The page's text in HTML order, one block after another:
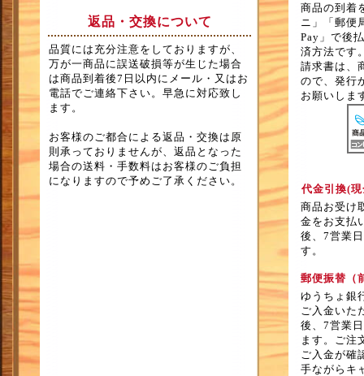
返品・交換について
品質には充分注意をしておりますが、
万が一商品に誤送破損等が生じた場合
は商品到着後7日以内にメール・又はお
電話でご連絡下さい。早急に対応致し
ます。
お客様のご都合による返品・交換は原
則承っておりませんが、返品となった
場合の送料・手数料はお客様のご負担
になりますので予めご了承ください。
商品の到着
ニ」「郵便
Pay」で後
済方法です
請求書は、
ので、発行
お願いしま
代金引換(
商品お受け
金をお支払
後、7営業
す。
郵便振替（
ゆうちょ銀
ご入金いた
後、7営業
ます。ご注
ご入金が確
手ながらキ